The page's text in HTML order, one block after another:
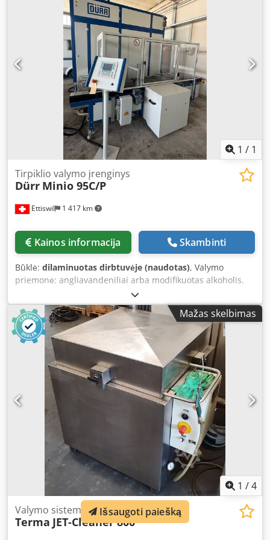
1 / 1
Ettiswil 1 417 km
Tirpiklio valymo įrenginys
Dürr Minio 95C/P
Kainos informacija Skambinti
Būklė: dilaminuotas dirbtuvėje (naudotas), Valymo
priemonė: angliavandeniliai arba modifikuotas alkoholis.
Mažas skelbimas
1 /4
Valymo sistema
Terma JET-Cleaner 800
Išsaugoti paiešką